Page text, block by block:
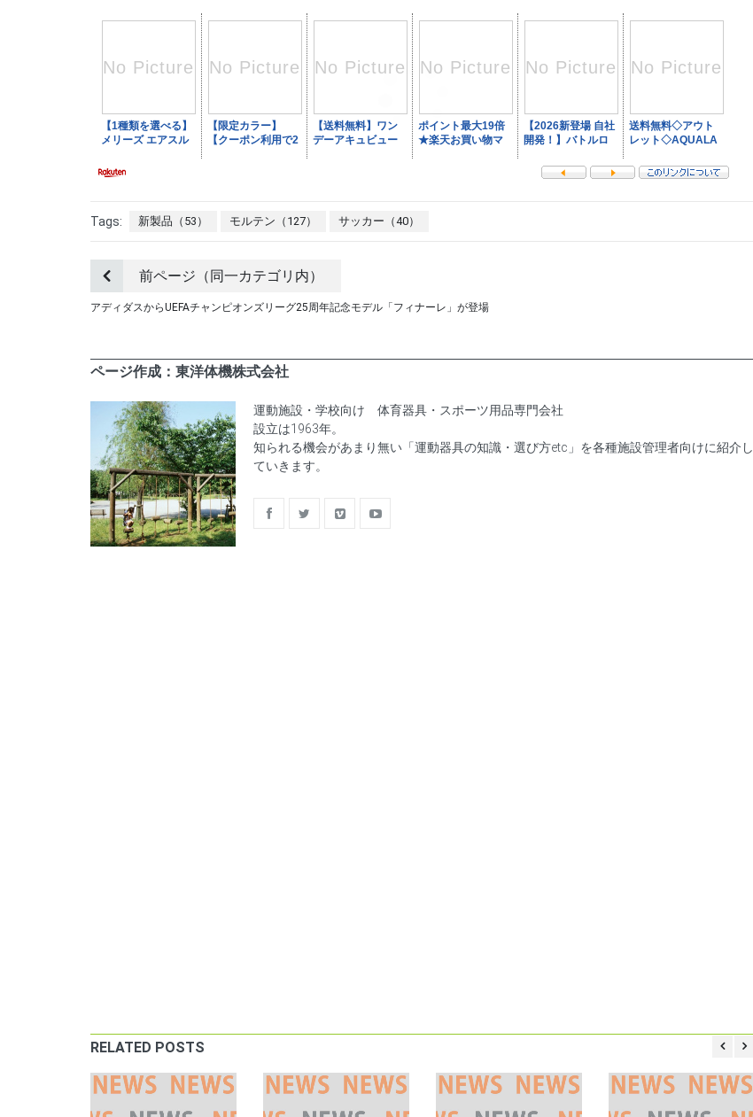
Tags: 新製品（53） モルテン（127） サッカー（40）
前ページ（同一カテゴリ内）
アディダスからUEFAチャンピオンズリーグ25周年記念モデル「フィナーレ」が登場
ページ作成：東洋体機株式会社
運動施設・学校向け 体育器具・スポーツ用品専門会社
設立は1963年。
知られる機会があまり無い「運動器具の知識・選び方etc」を各種施設管理者向けに紹介し
ていきます。
RELATED POSTS